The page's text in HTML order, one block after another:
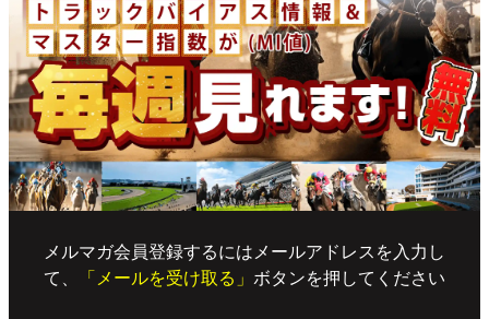
メルマガ会員登録するにはメールアドレスを入力し
て、
「メールを受け取る」 ボタンを押してください